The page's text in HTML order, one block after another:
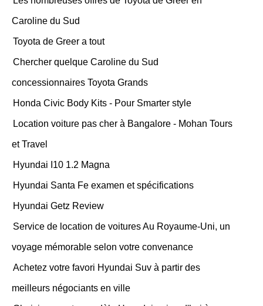
Caroline du Sud
Toyota de Greer a tout
Chercher quelque Caroline du Sud
concessionnaires Toyota Grands
Honda Civic Body Kits - Pour Smarter style
Location voiture pas cher à Bangalore - Mohan Tours
et Travel
Hyundai I10 1.2 Magna
Hyundai Santa Fe examen et spécifications
Hyundai Getz Review
Service de location de voitures Au Royaume-Uni, un
voyage mémorable selon votre convenance
Achetez votre favori Hyundai Suv à partir des
meilleurs négociants en ville